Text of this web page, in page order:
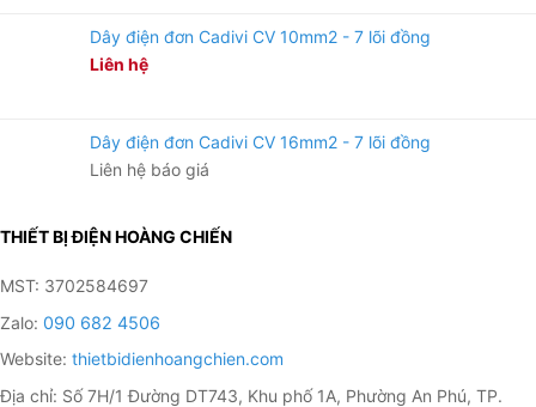
Dây điện đơn Cadivi CV 10mm2 - 7 lõi đồng
Liên hệ
Dây điện đơn Cadivi CV 16mm2 - 7 lõi đồng
Liên hệ báo giá
THIẾT BỊ ĐIỆN HOÀNG CHIẾN
MST: 3702584697
Zalo: 090 682 4506
Website: thietbidienhoangchien.com
Địa chỉ: Số 7H/1 Đường DT743, Khu phố 1A, Phường An Phú, TP.